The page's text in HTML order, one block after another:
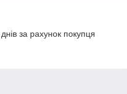
за рахунок покупця